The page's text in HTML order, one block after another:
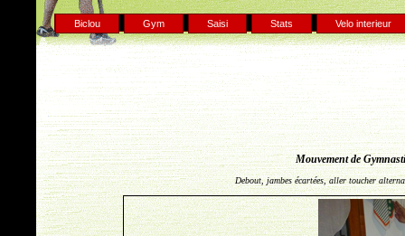
Mouvement de
Debout, jambes écartées, aller toucher
Biclou Gym Saisi Stats Velo interieur